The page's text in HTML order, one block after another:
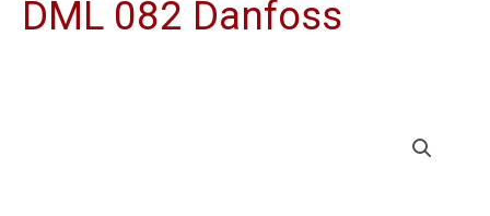
DML 082 Danfoss